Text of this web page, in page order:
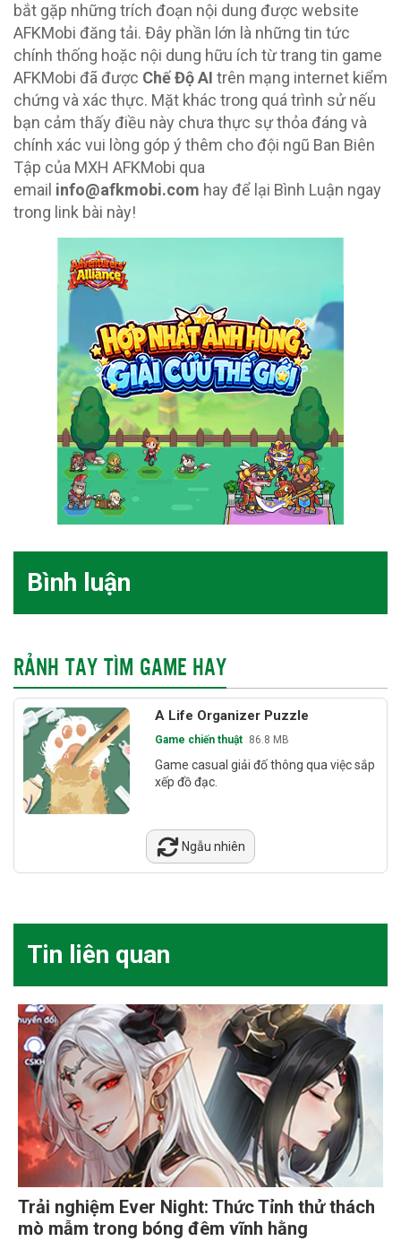
bắt gặp những trích đoạn nội dung được website
AFKMobi đăng tải. Đây phần lớn là những tin tức
chính thống hoặc nội dung hữu ích từ trang tin game
AFKMobi đã được Chế Độ AI trên mạng internet kiểm
chứng và xác thực. Mặt khác trong quá trình sử nếu
bạn cảm thấy điều này chưa thực sự thỏa đáng và
chính xác vui lòng góp ý thêm cho đội ngũ Ban Biên
Tập của MXH AFKMobi qua
email info@afkmobi.com hay để lại Bình Luận ngay
trong link bài này!
Bình luận
RẢNH TAY TÌM GAME HAY
A Life Organizer Puzzle
Game chiến thuật 86.8 MB
Game casual giải đố thông qua việc sắp
xếp đồ đạc.
Ngẫu nhiên
Tin liên quan
Trải nghiệm Ever Night: Thức Tỉnh thử thách
mò mẫm trong bóng đêm vĩnh hằng